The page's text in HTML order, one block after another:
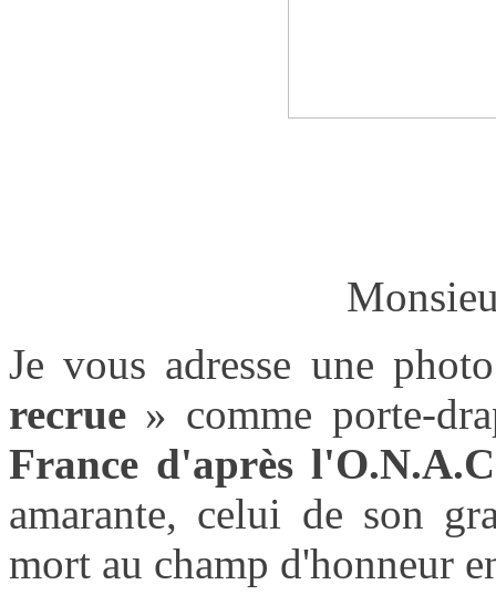
Je vous adresse une
recrue » comme porte-
France d'après
amarante, celui de son
mort au champ d'honneur